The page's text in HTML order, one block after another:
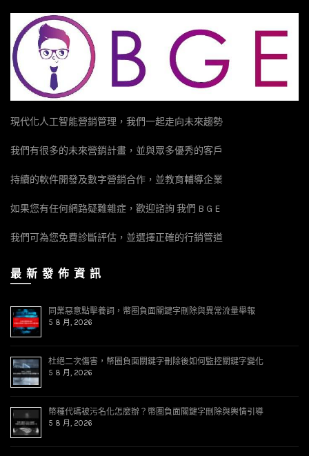
現代化人工智能營銷管理，我們一起走向未來趨勢
我們有很多的未來營銷計畫，並與眾多優秀的客戶
持續的軟件開發及數字營銷合作，並教育輔導企業
如果您有任何網路疑難雜症，歡迎諮詢 我們 B G E
我們可為您免費診斷評估，並選擇正確的行銷管道
最 新 發 佈 資 訊
同業惡意點擊養詞，幣圈負面關鍵字刪除與異常流量舉報
5 8 月, 2026
杜絕二次傷害，幣圈負面關鍵字刪除後如何監控關鍵字變化
5 8 月, 2026
幣種代碼被污名化怎麼辦？幣圈負面關鍵字刪除與輿情引導
5 8 月, 2026